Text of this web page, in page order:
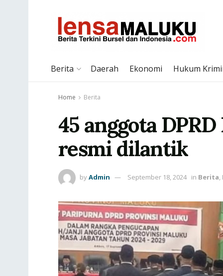
Berita Daerah Ekonomi Hukum
Home Berita
45 anggota
resmi dilantik
byAdmin September 18, 2024 in Berita,